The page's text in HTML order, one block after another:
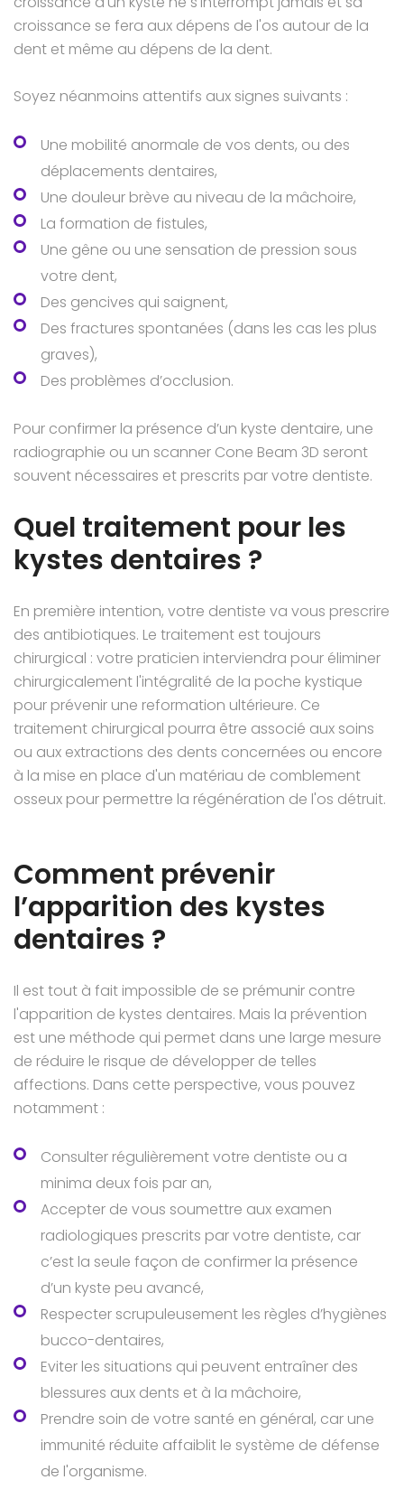
croissance se fera aux dépens de l'os autour de la
dent et même au dépens de la dent.
Soyez néanmoins attentifs aux signes suivants :
Une mobilité anormale de vos dents, ou des
déplacements dentaires,
Une douleur brève au niveau de la mâchoire,
La formation de fistules,
Une gêne ou une sensation de pression sous
votre dent,
Des gencives qui saignent,
Des fractures spontanées (dans les cas les plus
graves),
Des problèmes d’occlusion.
Pour confirmer la présence d’un kyste dentaire, une
radiographie ou un scanner Cone Beam 3D seront
souvent nécessaires et prescrits par votre dentiste.
Quel traitement pour les
kystes dentaires ?
En première intention, votre dentiste va vous prescrire
des antibiotiques. Le traitement est toujours
chirurgical : votre praticien interviendra pour éliminer
chirurgicalement l'intégralité de la poche kystique
pour prévenir une reformation ultérieure. Ce
traitement chirurgical pourra être associé aux soins
ou aux extractions des dents concernées ou encore
à la mise en place d'un matériau de comblement
osseux pour permettre la régénération de l'os détruit.
Comment prévenir
l’apparition des kystes
dentaires ?
Il est tout à fait impossible de se prémunir contre
l'apparition de kystes dentaires. Mais la prévention
est une méthode qui permet dans une large mesure
de réduire le risque de développer de telles
affections. Dans cette perspective, vous pouvez
notamment :
Consulter régulièrement votre dentiste ou a
minima deux fois par an,
Accepter de vous soumettre aux examen
radiologiques prescrits par votre dentiste, car
c’est la seule façon de confirmer la présence
d’un kyste peu avancé,
Respecter scrupuleusement les règles d’hygiènes
bucco-dentaires,
Eviter les situations qui peuvent entraîner des
blessures aux dents et à la mâchoire,
Prendre soin de votre santé en général, car une
immunité réduite affaiblit le système de défense
de l'organisme.